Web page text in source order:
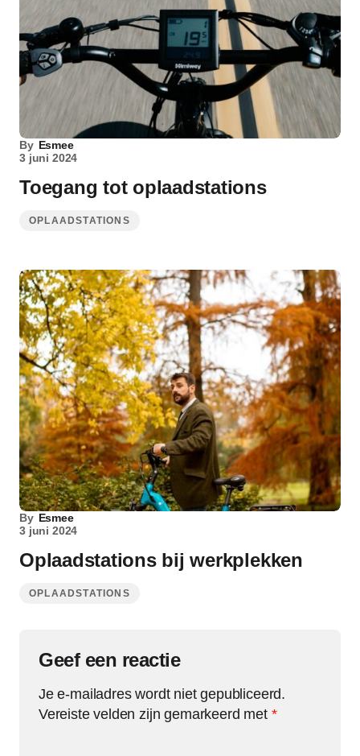
By Esmee
3 juni 2024
Toegang tot oplaadstations
OPLAADSTATIONS
By Esmee
3 juni 2024
Oplaadstations bij werkplekken
OPLAADSTATIONS
Geef een reactie
Je e-mailadres wordt niet gepubliceerd.
Vereiste velden zijn gemarkeerd met *